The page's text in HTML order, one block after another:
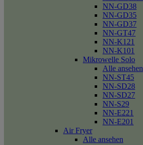
NN-GD38
NN-GD35
NN-GD37
NN-GT47
NN-K121
NN-K101
Mikrowelle Solo
Alle ansehen
NN-ST45
NN-SD28
NN-SD27
NN-S29
NN-E221
NN-E201
Air Fryer
Alle ansehen